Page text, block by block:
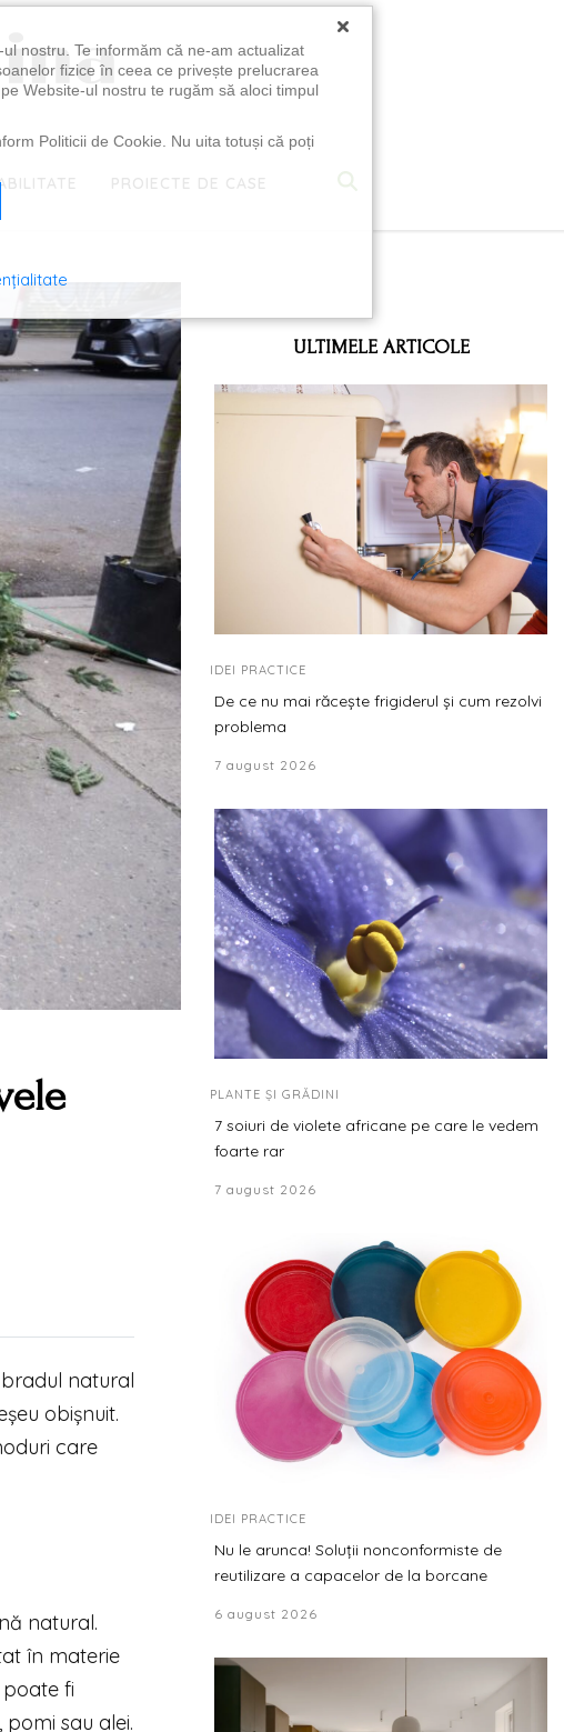
PROIECTE DE CASE
natural
obișnuit.
care
natural.
în materie
fi
sau alei.
ULTIMELE ARTICOLE
IDEI PRACTICE
De ce nu mai răcește frigiderul și cum rezolvi
problema
7 august 2026
PLANTE ȘI GRĂDINI
7 soiuri de violete africane pe care le vedem
foarte rar
7 august 2026
IDEI PRACTICE
Nu le arunca! Soluții nonconformiste de
reutilizare a capacelor de la borcane
6 august 2026
×
nostru. Te informăm că ne-am actualizat
fizice în ceea ce privește prelucrarea
Website-ul nostru te rugăm să aloci timpul
Politicii de Cookie. Nu uita totuși că poți